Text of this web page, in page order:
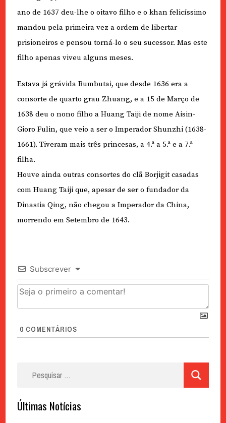
ano de 1637 deu-lhe o oitavo filho e o khan felicíssimo
mandou pela primeira vez a ordem de libertar
prisioneiros e pensou torná-lo o seu sucessor. Mas este
filho apenas viveu alguns meses.
Estava já grávida Bumbutai, que desde 1636 era a
consorte de quarto grau Zhuang, e a 15 de Março de
1638 deu o nono filho a Huang Taiji de nome Aisin-
Gioro Fulin, que veio a ser o Imperador Shunzhi (1638-
1661). Tiveram mais três princesas, a 4.ª a 5.ª e a 7.ª
filha.
Houve ainda outras consortes do clã Borjigit casadas
com Huang Taiji que, apesar de ser o fundador da
Dinastia Qing, não chegou a Imperador da China,
morrendo em Setembro de 1643.
Subscrever
0 COMENTÁRIOS
Últimas Notícias